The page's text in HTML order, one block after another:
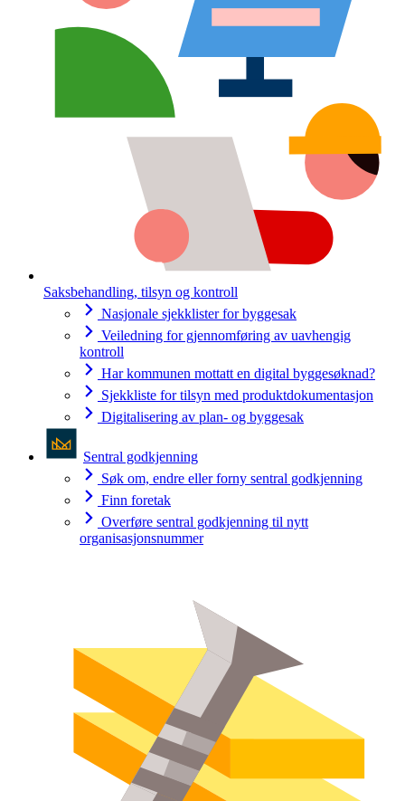
Saksbehandling, tilsyn og kontroll
Nasjonale sjekklister for byggesak
Veiledning for gjennomføring av uavhengig
kontroll
Har kommunen mottatt en digital byggesøknad?
Sjekkliste for tilsyn med produktdokumentasjon
Digitalisering av plan- og byggesak
Sentral godkjenning
Søk om, endre eller forny sentral godkjenning
Finn foretak
Overføre sentral godkjenning til nytt
organisasjonsnummer